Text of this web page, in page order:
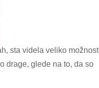
tudi
estetski
drage, glede na to, da so